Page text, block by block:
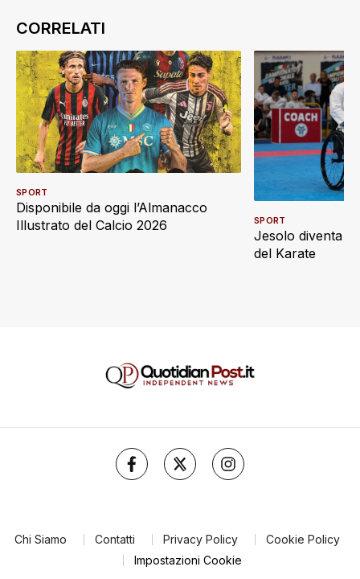
Disponibile da oggi l’Almanacco
Illustrato del Calcio 2026
SPORT
Jesolo diventa
del Karate
SPORT
Chi Siamo Contatti Privacy Policy
Cookie Policy
Impostazioni Cookie